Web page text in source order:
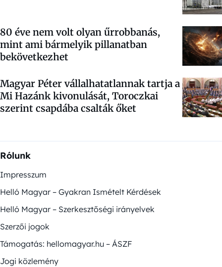
80 éve nem volt olyan űrrobbanás,
mint ami bármelyik pillanatban
bekövetkezhet
Magyar Péter vállalhatatlannak tartja a
Mi Hazánk kivonulását, Toroczkai
szerint csapdába csalták őket
Rólunk
Impresszum
Helló Magyar – Gyakran Ismételt Kérdések
Helló Magyar – Szerkesztőségi irányelvek
Szerzői jogok
Támogatás: hellomagyar.hu – ÁSZF
Jogi közlemény